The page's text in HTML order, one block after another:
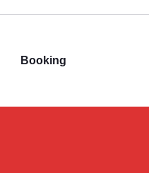
Booking